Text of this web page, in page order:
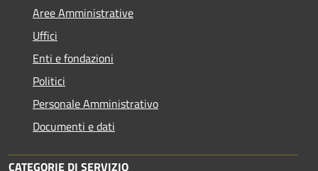
Aree Amministrative
Uffici
Enti e fondazioni
Politici
Personale Amministrativo
Documenti e dati
CATEGORIE DI SERVIZIO